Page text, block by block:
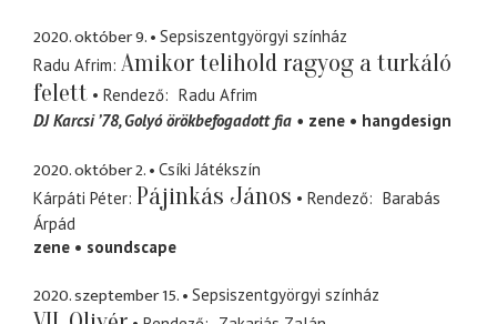
2020. október 9.
Sepsiszentgyörgyi színház
Radu Afrim Amikor telihold ragyog a turkáló
felett
Rendező
Radu Afrim
DJ Karcsi ’78 Golyó örökbefogadott fia zene hangdesign
2020. október 2.
Csíki Játékszín
Kárpáti Péter Pájinkás János Rendező
Barabás
Árpád
zene
soundscape
2020. szeptember 15. Sepsiszentgyörgyi színház